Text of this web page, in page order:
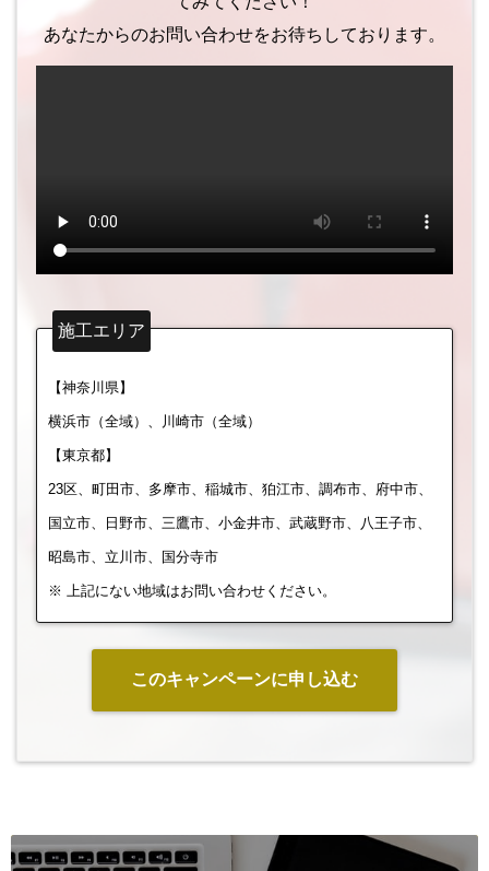
あなたからのお問い合わせをお待ちしております。
施工エリア
【神奈川県】
横浜市（全域）、川崎市（全域）
【東京都】
23区、町田市、多摩市、稲城市、狛江市、調布市、府中市、
国立市、日野市、三鷹市、小金井市、武蔵野市、八王子市、
昭島市、立川市、国分寺市
※ 上記にない地域はお問い合わせください。
このキャンペーンに申し込む